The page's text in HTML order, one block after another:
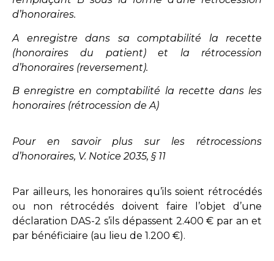
d’honoraires.
A enregistre dans sa comptabilité la recette
(honoraires du patient) et la rétrocession
d’honoraires (reversement).
B enregistre en comptabilité la recette dans les
honoraires (rétrocession de A)
Pour en savoir plus sur les rétrocessions
d’honoraires, V. Notice 2035, § 11
Par ailleurs, les honoraires qu’ils soient rétrocédés
ou non rétrocédés doivent faire l’objet d’une
déclaration DAS-2 s’ils dépassent 2.400 € par an et
par bénéficiaire (au lieu de 1.200 €).